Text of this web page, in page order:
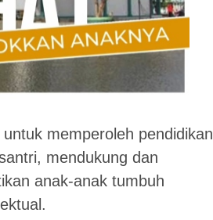
memperoleh pendidikan
mendukung dan
anak-anak tumbuh